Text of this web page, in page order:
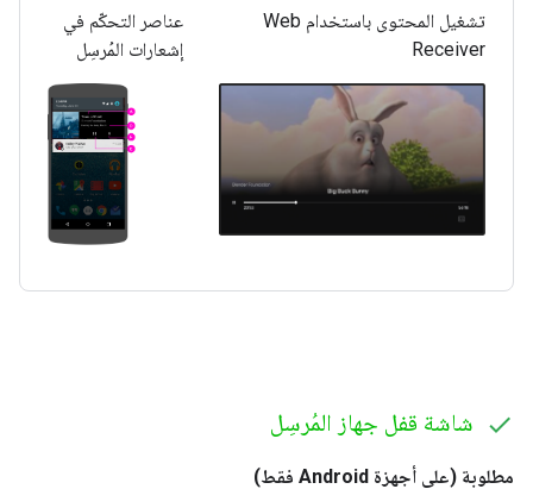
عناصر التحكّم في
إشعارات المُرسِل
تشغيل المحتوى باستخدام Web
Receiver
شاشة قفل جهاز المُرسِل
مطلوبة (على أجهزة Android فقط)